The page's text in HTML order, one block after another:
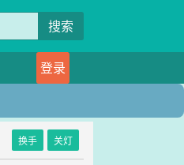
搜索
登录
换手 关灯